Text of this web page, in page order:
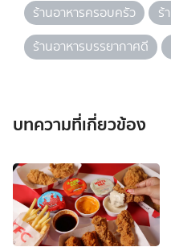
ร้านอาหารครอบครัว
ร้
ร้านอาหารบรรยากาศดี
บทความที่เกี่ยวข้อง